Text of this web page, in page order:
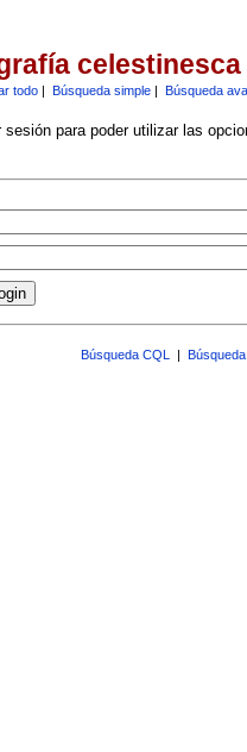
celestinesca
todo| Búsqueda simple| Búsqueda
sesión para poder utilizar las
Búsqueda CQL |